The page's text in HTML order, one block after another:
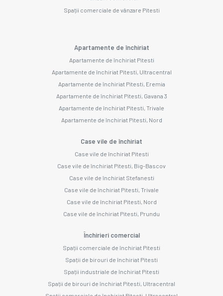
Spații comerciale de vânzare Pitesti
Apartamente de închiriat
Apartamente de închiriat Pitesti
Apartamente de închiriat Pitesti, Ultracentral
Apartamente de închiriat Pitesti, Eremia
Apartamente de închiriat Pitesti, Gavana 3
Apartamente de închiriat Pitesti, Trivale
Apartamente de închiriat Pitesti, Nord
Case vile de închiriat
Case vile de închiriat Pitesti
Case vile de închiriat Pitesti, Big-Bascov
Case vile de închiriat Stefanesti
Case vile de închiriat Pitesti, Trivale
Case vile de închiriat Pitesti, Nord
Case vile de închiriat Pitesti, Prundu
Închirieri comercial
Spații comerciale de închiriat Pitesti
Spații de birouri de închiriat Pitesti
Spații industriale de închiriat Pitesti
Spații de birouri de închiriat Pitesti, Ultracentral